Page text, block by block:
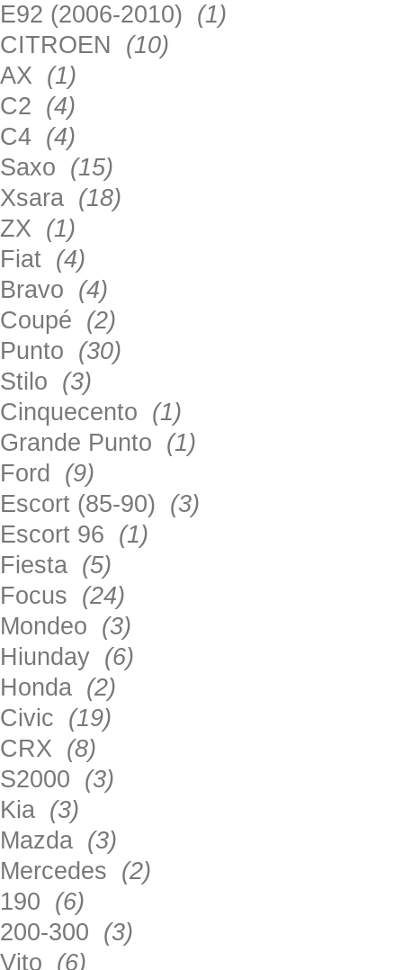
E92 (2006-2010) (1)
CITROEN (10)
AX (1)
C2 (4)
C4 (4)
Saxo (15)
Xsara (18)
ZX (1)
Fiat (4)
Bravo (4)
Coupé (2)
Punto (30)
Stilo (3)
Cinquecento (1)
Grande Punto (1)
Ford (9)
Escort (85-90) (3)
Escort 96 (1)
Fiesta (5)
Focus (24)
Mondeo (3)
Hiunday (6)
Honda (2)
Civic (19)
CRX (8)
S2000 (3)
Kia (3)
Mazda (3)
Mercedes (2)
190 (6)
200-300 (3)
Vito (6)